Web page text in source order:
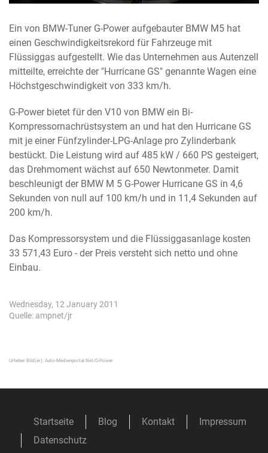
Ein von BMW-Tuner G-Power aufgebauter BMW M5 hat
einen Geschwindigkeitsrekord für Fahrzeuge mit
Flüssiggas aufgestellt. Wie das Unternehmen aus Autenzell
mitteilte, erreichte der "Hurricane GS" genannte Wagen eine
Höchstgeschwindigkeit von 333 km/h.
G-Power bietet für den V10 von BMW ein Bi-
Kompressornachrüstsystem an und hat den Hurricane GS
mit je einer Fünfzylinder-LPG-Anlage pro Zylinderbank
bestückt. Die Leistung wird auf 485 kW / 660 PS gesteigert,
das Drehmoment wächst auf 650 Newtonmeter. Damit
beschleunigt der BMW M 5 G-Power Hurricane GS in 4,6
Sekunden von null auf 100 km/h und in 11,4 Sekunden auf
200 km/h.
Das Kompressorsystem und die Flüssiggasanlage kosten
33 571,43 Euro - der Preis versteht sich netto und ohne
Einbau.
Wednesday, 12 January 2011
Quelle: ampnet/jr
Urheber Bild(er): Auto-Medienportal.Net/G-Power
Startseite Blog Kontakt
Impressum
Datenschutz